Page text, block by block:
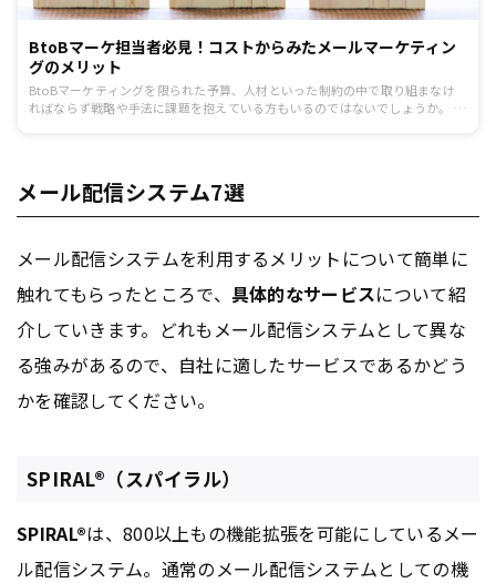
BtoBマーケ担当者必見！コストからみたメールマーケティン
グのメリット
BtoBマーケティングを限られた予算、人材といった制約の中で取り組まなけ
ればならず戦略や手法に課題を抱えている方もいるのではないでしょうか。 近
様々なツールが存在します。とはいえ、全てを利用しようと思えば、コストが
かさんでしまうのは明らかです。何から取り組めば良いのかわからないと感じ
ることもあるかもしれません。
メール配信システム7選
メール配信システムを利用するメリットについて簡単に
触れてもらったところで、 具体的なサービスについて紹
介していきます。どれもメール配信システムとして異な
る強みがあるので、自社に適したサービスであるかどう
かを確認してください。
SPIRAL®（スパイラル）
SPIRAL®は、800以上もの機能拡張を可能にしているメー
ル配信システム。通常のメール配信システムとしての機